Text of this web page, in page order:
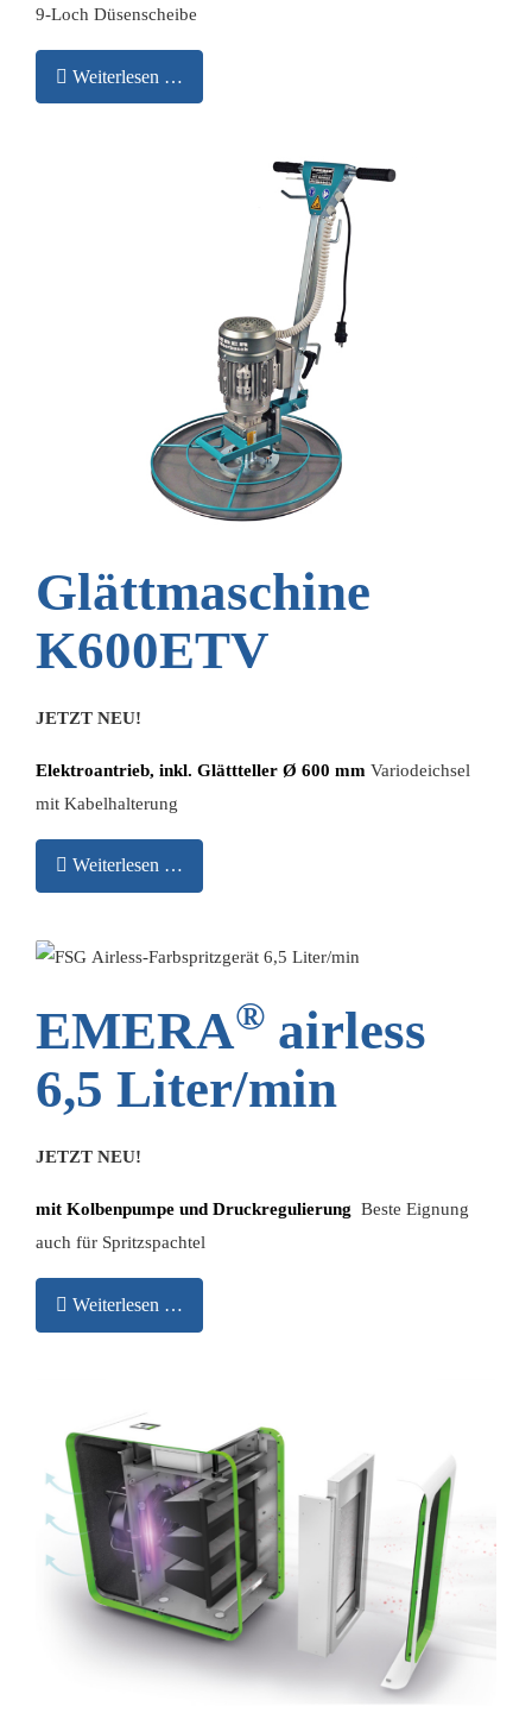
9-Loch Düsenscheibe
Weiterlesen …
Glättmaschine
K600ETV
JETZT NEU!
Elektroantrieb, inkl. Glättteller Ø 600 mm Variodeichsel
mit Kabelhalterung
Weiterlesen …
EMERA® airless
6,5 Liter/min
JETZT NEU!
mit Kolbenpumpe und Druckregulierung Beste Eignung
auch für Spritzspachtel
Weiterlesen …